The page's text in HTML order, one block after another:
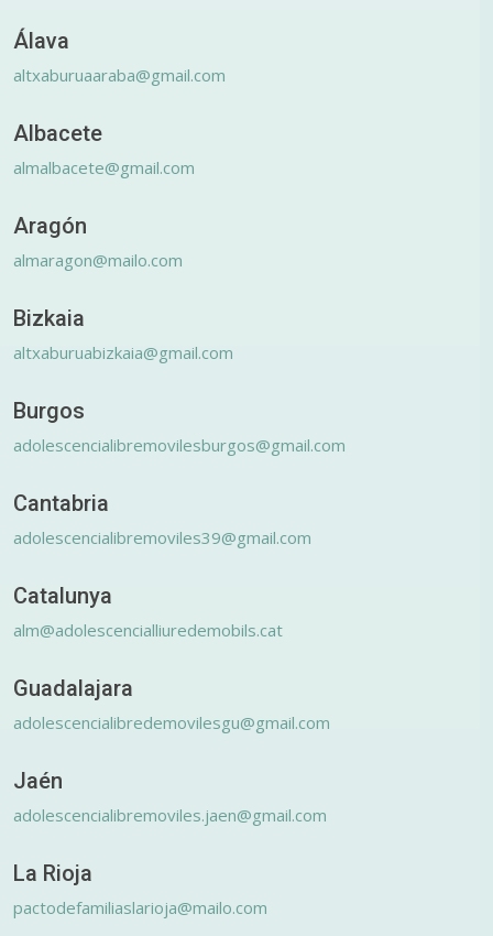
Álava
altxaburuaaraba@gmail.com
Albacete
almalbacete@gmail.com
Aragón
almaragon@mailo.com
Bizkaia
altxaburuabizkaia@gmail.com
Burgos
adolescencialibremovilesburgos@gmail.com
Cantabria
adolescencialibremoviles39@gmail.com
Catalunya
alm@adolescencialliuredemobils.cat
Guadalajara
adolescencialibredemovilesgu@gmail.com
Jaén
adolescencialibremoviles.jaen@gmail.com
La Rioja
pactodefamiliaslarioja@mailo.com